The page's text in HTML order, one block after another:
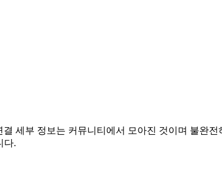
세부 정보는 커뮤니티에서 모아진 것이며 불완
다.